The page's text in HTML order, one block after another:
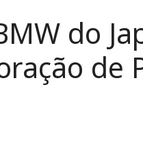
do
de